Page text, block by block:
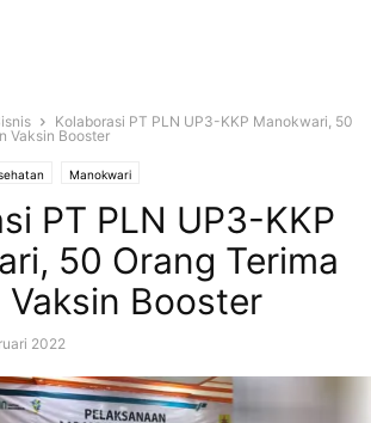
Kolaborasi PT PLN UP3-KKP Manokwari, 50
Vaksin Booster
Manokwari
PT PLN UP3-KKP
50 Orang Terima
Vaksin Booster
2022